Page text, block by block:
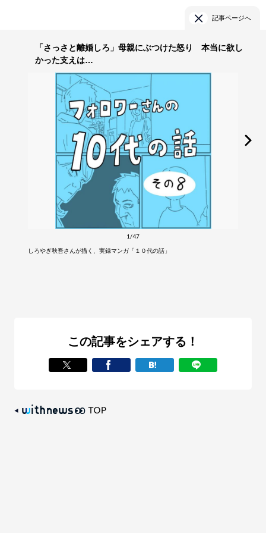
記事ページへ
「さっさと離婚しろ」母親にぶつけた怒り 本当に欲し
かった支えは…
1/47
しろやぎ秋吾さんが描く、実録マンガ「１０代の話」
この記事をシェアする！